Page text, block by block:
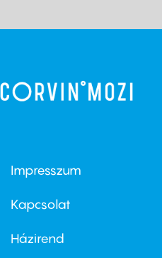
Footer
first
Impresszum
Kapcsolat
Footer
Házirend